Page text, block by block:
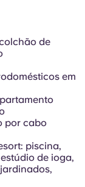
de
em
por cabo
piscina,
de ioga,